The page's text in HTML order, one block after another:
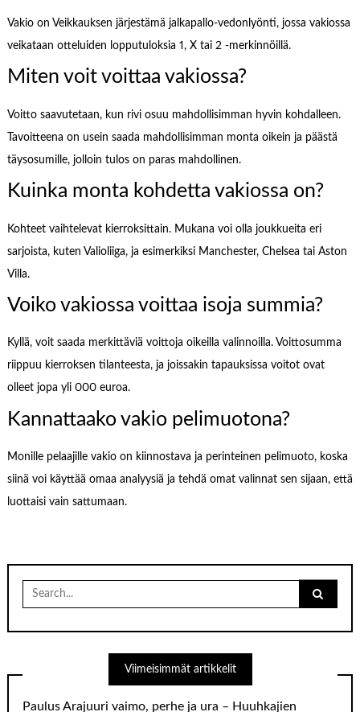
Vakio on Veikkauksen järjestämä jalkapallo-vedonlyönti, jossa vakiossa
veikataan otteluiden lopputuloksia 1, X tai 2 -merkinnöillä.
Miten voit voittaa vakiossa?
Voitto saavutetaan, kun rivi osuu mahdollisimman hyvin kohdalleen.
Tavoitteena on usein saada mahdollisimman monta oikein ja päästä
täysosumille, jolloin tulos on paras mahdollinen.
Kuinka monta kohdetta vakiossa on?
Kohteet vaihtelevat kierroksittain. Mukana voi olla joukkueita eri
sarjoista, kuten Valioliiga, ja esimerkiksi Manchester, Chelsea tai Aston
Villa.
Voiko vakiossa voittaa isoja summia?
Kyllä, voit saada merkittäviä voittoja oikeilla valinnoilla. Voittosumma
riippuu kierroksen tilanteesta, ja joissakin tapauksissa voitot ovat
olleet jopa yli 000 euroa.
Kannattaako vakio pelimuotona?
Monille pelaajille vakio on kiinnostava ja perinteinen pelimuoto, koska
siinä voi käyttää omaa analyysiä ja tehdä omat valinnat sen sijaan, että
luottaisi vain sattumaan.
for:
Viimeisimmät artikkelit
Paulus Arajuuri vaimo, perhe ja ura – Huuhkajien